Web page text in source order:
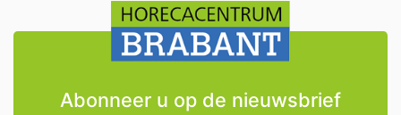
Abonneer u op de nieuwsbrief